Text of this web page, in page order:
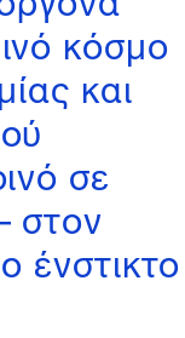
κόσμο
και
σε
στον
ένστικτο